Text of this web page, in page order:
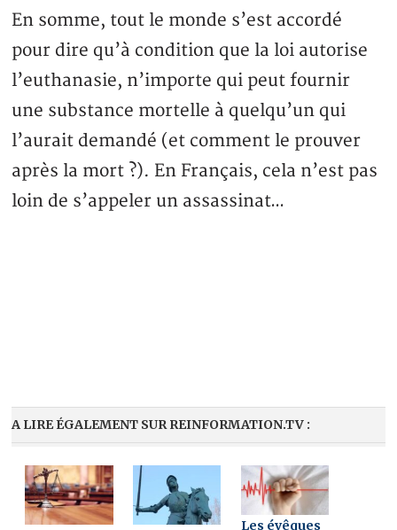
En somme, tout le monde s’est accordé
pour dire qu’à condition que la loi autorise
l’euthanasie, n’importe qui peut fournir
une substance mortelle à quelqu’un qui
l’aurait demandé (et comment le prouver
après la mort ?). En Français, cela n’est pas
loin de s’appeler un assassinat…
A LIRE ÉGALEMENT SUR REINFORMATION.TV :
Les évêques